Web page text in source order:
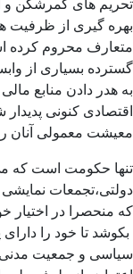
بهره گیری از ظرفیت
متعارف محروم کرده
گسترده بسیاری از
به هدر دادن منابع
اقتصادی کنونی
معیشت معمولی آنان
تنها حکومت است که می
دولتی،تجمعات
که منحصرا در اختیار
بکوشد تا خود را دارای
سیاسی و جمعیت مدنی